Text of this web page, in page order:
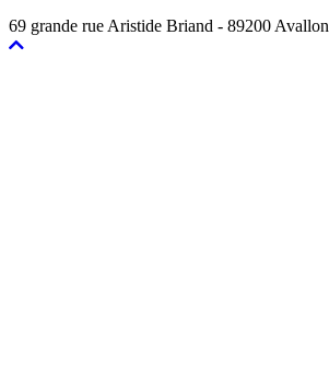
69 grande rue Aristide Briand - 89200 Avallon